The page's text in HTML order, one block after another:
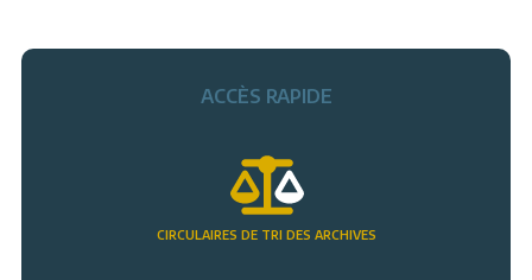
ACCÈS RAPIDE
CIRCULAIRES DE TRI DES ARCHIVES